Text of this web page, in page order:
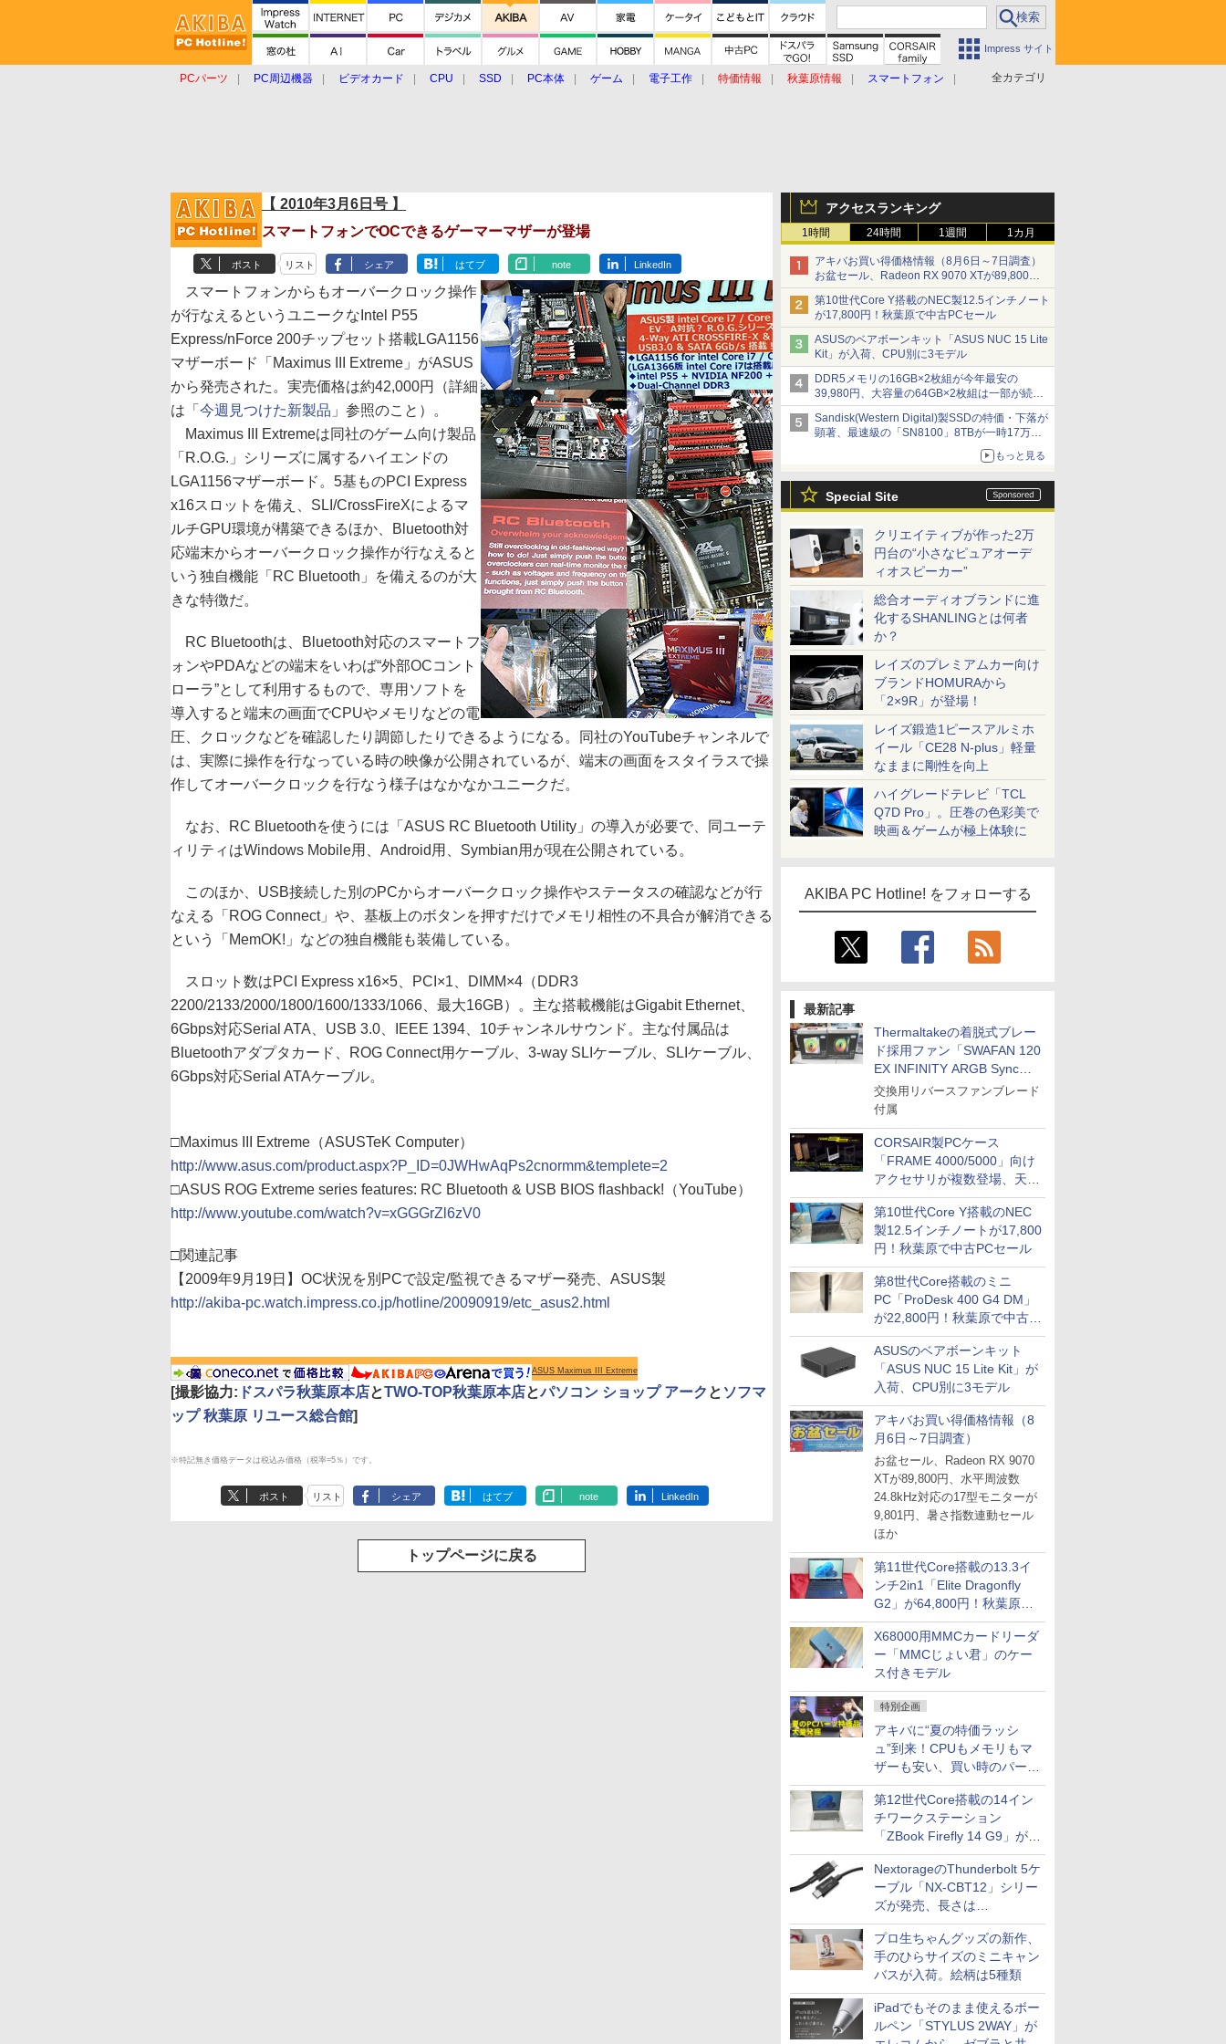
Impress サイト
全カテゴリ
PCパーツ PC周辺機器 ビデオカード CPU SSD PC本体 ゲーム 電子工作 特価情報 秋葉原情報
スマートフォン
アクセスランキング
1時間 24時間 1週間 1カ月
アキバお買い得価格情報（8月6日～7日調査）
お盆セール、Radeon RX 9070 XTが89,800
円、水平周波数24.8kHz対応の17型モニターが
9,801円、暑さ指数連動セール ほか
第10世代Core Y搭載のNEC製12.5インチノート
が17,800円！秋葉原で中古PCセール
ASUSのベアボーンキット「ASUS NUC 15 Lite
Kit」が入荷、CPU別に3モデル
DDR5メモリの16GB×2枚組が今年最安の
39,980円、大容量の64GB×2枚組は一部が続騰
[8月前半のメモリ価格]
Sandisk(Western Digital)製SSDの特価・下落が
顕著、最速級の「SN8100」8TBが一時17万円
もっと見る
Special Site
クリエイティブが作った2万
円台の“小さなピュアオーデ
ィオスピーカー”
総合オーディオブランドに進
化するSHANLINGとは何者
か？
レイズのプレミアムカー向け
ブランドHOMURAから
「2×9R」が登場！
レイズ鍛造1ピースアルミホ
イール「CE28 N-plus」軽量
なままに剛性を向上
ハイグレードテレビ「TCL
Q7D Pro」。圧巻の色彩美で
映画＆ゲームが極上体験に
AKIBA PC Hotline! をフォローする
最新記事
Thermaltakeの着脱式ブレー
ド採用ファン「SWAFAN 120
EX INFINITY ARGB Sync」
に単品パッケージ
交換用リバースファンブレード
付属
CORSAIR製PCケース
「FRAME 4000/5000」向け
アクセサリが複数登場、天然
木製パネルや背面コネクタ対
応トレイなど
第10世代Core Y搭載のNEC
製12.5インチノートが17,800
円！秋葉原で中古PCセール
第8世代Core搭載のミニ
PC「ProDesk 400 G4 DM」
が22,800円！秋葉原で中古
PCセール
ASUSのベアボーンキット
「ASUS NUC 15 Lite Kit」が
入荷、CPU別に3モデル
アキバお買い得価格情報（8
月6日～7日調査）
お盆セール、Radeon RX 9070
XTが89,800円、水平周波数
24.8kHz対応の17型モニターが
9,801円、暑さ指数連動セール
ほか
第11世代Core搭載の13.3イ
ンチ2in1「Elite Dragonfly
G2」が64,800円！秋葉原で
中古PCセール
X68000用MMCカードリーダ
ー「MMCじょい君」のケー
ス付きモデル
特別企画
アキバに“夏の特価ラッシ
ュ”到来！CPUもメモリもマ
ザーも安い、買い時のパーツ
は？【8月7日(金)22時配信】
第12世代Core搭載の14イン
チワークステーション
「ZBook Firefly 14 G9」が
79,800円！秋葉原で中古PC
セール
NextorageのThunderbolt 5ケ
ーブル「NX-CBT12」シリー
ズが発売、長さは
30cm/50cm/1mの3種類
プロ生ちゃんグッズの新作、
手のひらサイズのミニキャン
バスが入荷。絵柄は5種類
iPadでもそのまま使えるボー
ルペン「STYLUS 2WAY」が
【 2010年3月6日号 】
スマートフォンでOCできるゲーマーマザーが登場
ポスト リスト シェア はてブ note LinkedIn
スマートフォンからもオーバークロック操作
が行なえるというユニークなIntel P55
Express/nForce 200チップセット搭載LGA1156
マザーボード「Maximus III Extreme」がASUS
から発売された。実売価格は約42,000円（詳細
は「 今週見つけた新製品 」参照のこと）。
Maximus III Extremeは同社のゲーム向け製品
「R.O.G.」シリーズに属するハイエンドの
LGA1156マザーボード。5基ものPCI Express
x16スロットを備え、SLI/CrossFireXによるマ
ルチGPU環境が構築できるほか、Bluetooth対
応端末からオーバークロック操作が行なえると
いう独自機能「RC Bluetooth」を備えるのが大
きな特徴だ。
RC Bluetoothは、Bluetooth対応のスマートフ
ォンやPDAなどの端末をいわば“外部OCコント
ローラ”として利用するもので、専用ソフトを
導入すると端末の画面でCPUやメモリなどの電
圧、クロックなどを確認したり調節したりできるようになる。同社のYouTubeチャンネルで
は、実際に操作を行なっている時の映像が公開されているが、端末の画面をスタイラスで操
作してオーバークロックを行なう様子はなかなかユニークだ。
なお、RC Bluetoothを使うには「ASUS RC Bluetooth Utility」の導入が必要で、同ユーテ
ィリティはWindows Mobile用、Android用、Symbian用が現在公開されている。
このほか、USB接続した別のPCからオーバークロック操作やステータスの確認などが行
なえる「ROG Connect」や、基板上のボタンを押すだけでメモリ相性の不具合が解消できる
という「MemOK!」などの独自機能も装備している。
スロット数はPCI Express x16×5、PCI×1、DIMM×4（DDR3
2200/2133/2000/1800/1600/1333/1066、最大16GB）。主な搭載機能はGigabit Ethernet、
6Gbps対応Serial ATA、USB 3.0、IEEE 1394、10チャンネルサウンド。主な付属品は
Bluetoothアダプタカード、ROG Connect用ケーブル、3-way SLIケーブル、SLIケーブル、
6Gbps対応Serial ATAケーブル。
□Maximus III Extreme（ASUSTeK Computer）
http://www.asus.com/product.aspx?P_ID=0JWHwAqPs2cnormm&templete=2
□ASUS ROG Extreme series features: RC Bluetooth & USB BIOS flashback!（YouTube）
http://www.youtube.com/watch?v=xGGGrZl6zV0
□関連記事
【2009年9月19日】OC状況を別PCで設定/監視できるマザー発売、ASUS製
http://akiba-pc.watch.impress.co.jp/hotline/20090919/etc_asus2.html
ASUS Maximus III Extreme
[撮影協力: ドスパラ秋葉原本店とTWO-TOP秋葉原本店とパソコン ショップ アーク と ソフマ
ップ 秋葉原 リユース総合館]
※特記無き価格データは税込み価格（税率=5％）です。
ポスト リスト シェア はてブ note LinkedIn
トップページに戻る